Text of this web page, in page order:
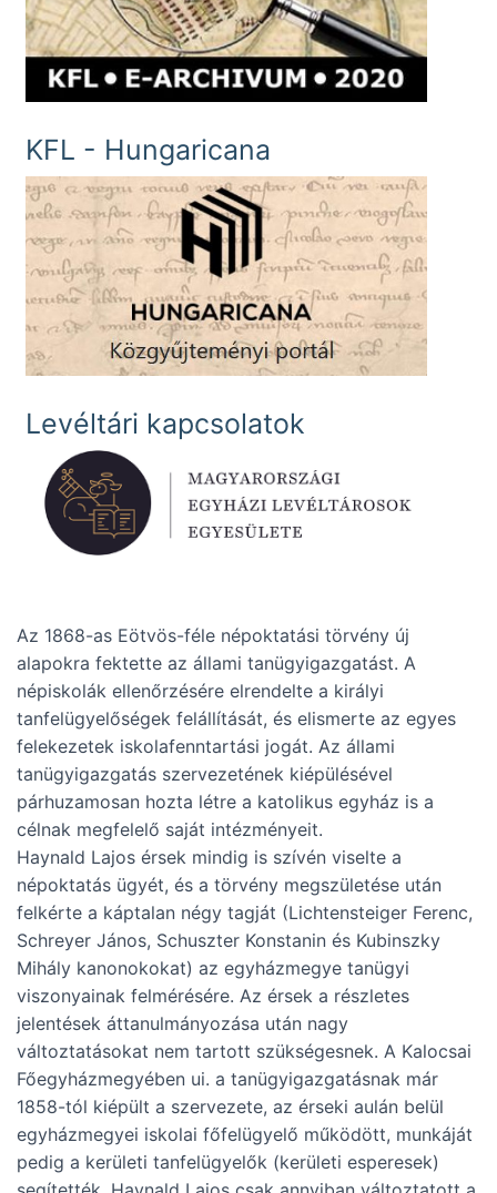
KFL - Hungaricana
Levéltári kapcsolatok
Az 1868-as Eötvös-féle népoktatási törvény új
alapokra fektette az állami tanügyigazgatást. A
népiskolák ellenőrzésére elrendelte a királyi
tanfelügyelőségek felállítását, és elismerte az egyes
felekezetek iskolafenntartási jogát. Az állami
tanügyigazgatás szervezetének kiépülésével
párhuzamosan hozta létre a katolikus egyház is a
célnak megfelelő saját intézményeit.
Haynald Lajos érsek mindig is szívén viselte a
népoktatás ügyét, és a törvény megszületése után
felkérte a káptalan négy tagját (Lichtensteiger Ferenc,
Schreyer János, Schuszter Konstanin és Kubinszky
Mihály kanonokokat) az egyházmegye tanügyi
viszonyainak felmérésére. Az érsek a részletes
jelentések áttanulmányozása után nagy
változtatásokat nem tartott szükségesnek. A Kalocsai
Főegyházmegyében ui. a tanügyigazgatásnak már
1858-tól kiépült a szervezete, az érseki aulán belül
egyházmegyei iskolai főfelügyelő működött, munkáját
pedig a kerületi tanfelügyelők (kerületi esperesek)